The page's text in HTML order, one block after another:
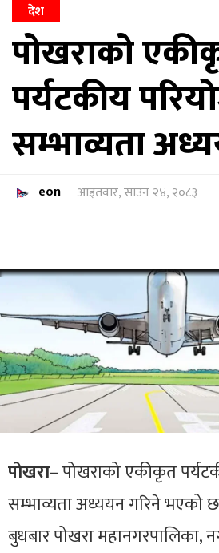
देश
पोखराको
पर्यटकीय
सम्भाव्यता
eon आइतवार, साउन २४, २०८३
पोखरा–पोखराको एकीकृत
सम्भाव्यता अध्ययन गरिने भएको
बुधबार पोखरा महानगरपालिका,